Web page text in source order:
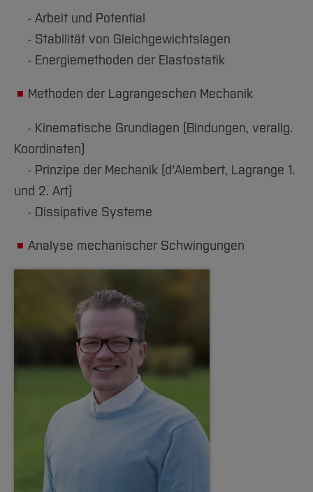
Arbeiten im FB G
International
Team
Studieninteressierte
Aktuelles
Studium
Fachgruppen
Team
Service
BO Shop
Familiengerechte Hochschule
Gleichstellung
Diskriminierungsfreie Hochschule
Hochschulbibliothek
Hochschulkommunikation
International Office
Zentrale Studienberatung
- Arbeit und Potential
- Stabilität von Gleichgewichtslagen
- Energiemethoden der Elastostatik
Methoden der Lagrangeschen Mechanik
- Kinematische Grundlagen (Bindungen, verallg.
Koordinaten)
- Prinzipe der Mechanik (d'Alembert, Lagrange 1.
und 2. Art)
- Dissipative Systeme
Analyse mechanischer Schwingungen